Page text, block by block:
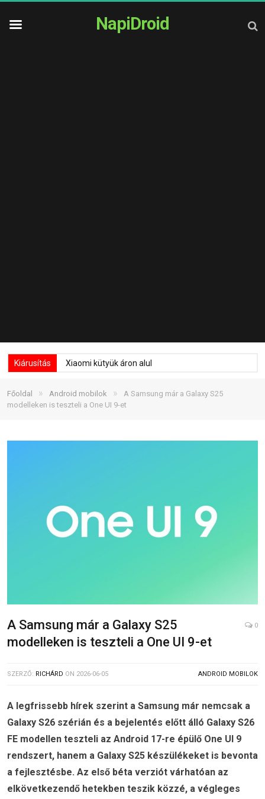
NapiDroid
Kiárusítás Xiaomi kütyük áron alul
Főoldal » Android mobilok »
A Samsung már a Galaxy S25
modelleken is teszteli a One UI 9-et
A Samsung már a Galaxy S25
modelleken is teszteli a One UI 9-et
0
SZERZŐ: RICHÁRD ON 2026-06-05 ANDROID MOBILOK
A legfrissebb hírek szerint a Samsung már nemcsak a
Galaxy S26 szérián és a bejelentés előtt álló Galaxy S26
FE modellen teszteli az Android 17-re épülő One UI 9
rendszert, hanem a Galaxy S25 készülékeket is bevonta
a fejlesztésbe. Az első béta verziót várhatóan az
elkövetkezendő hetekben teszik közzé, a végleges